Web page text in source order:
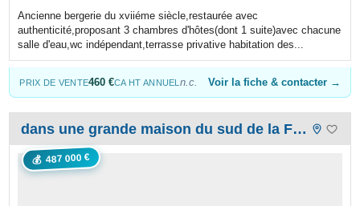
Ancienne bergerie du xviiéme siècle,restaurée avec
authenticité,proposant 3 chambres d'hôtes(dont 1 suite)avec chacune
salle d'eau,wc indépendant,terrasse privative habitation des...
PRIX DE VENTE460 €CA HT ANNUEL n.c. Voir la fiche & contacter →
💰 487 000 €
dans une grande maison du sud de la France (Ardèche)